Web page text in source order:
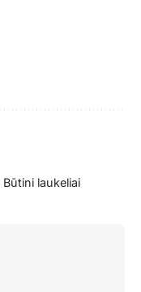
Būtini laukeliai